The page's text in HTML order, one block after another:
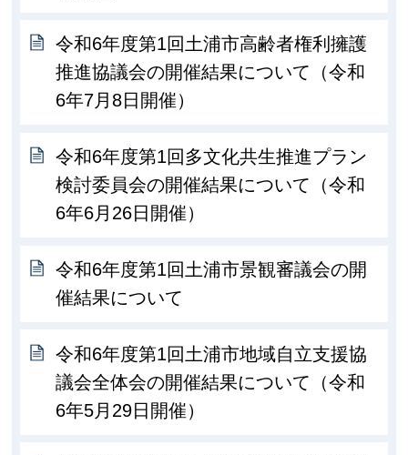
令和6年度第1回土浦市高齢者権利擁護
推進協議会の開催結果について（令和
6年7月8日開催）
令和6年度第1回多文化共生推進プラン
検討委員会の開催結果について（令和
6年6月26日開催）
令和6年度第1回土浦市景観審議会の開
催結果について
令和6年度第1回土浦市地域自立支援協
議会全体会の開催結果について（令和
6年5月29日開催）